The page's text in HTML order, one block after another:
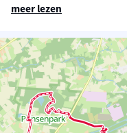
meer lezen